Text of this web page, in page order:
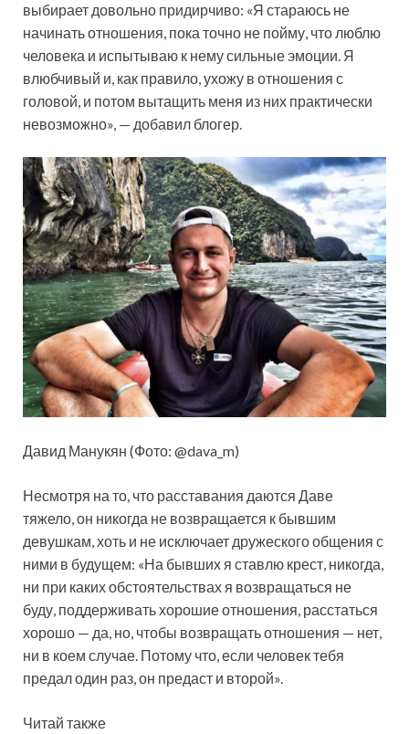
выбирает довольно придирчиво: «Я стараюсь не
начинать отношения, пока точно не пойму, что люблю
человека и испытываю к нему сильные эмоции. Я
влюбчивый и, как правило, ухожу в отношения с
головой, и потом вытащить меня из них практически
невозможно», — добавил блогер.
Давид Манукян (Фото: @dava_m)
Несмотря на то, что расставания даются Даве
тяжело, он никогда не возвращается к бывшим
девушкам, хоть и не исключает дружеского общения с
ними в будущем: «На бывших я ставлю крест, никогда,
ни при каких обстоятельствах я возвращаться не
буду, поддерживать хорошие отношения, расстаться
хорошо — да, но, чтобы возвращать отношения — нет,
ни в коем случае. Потому что, если человек тебя
предал один раз, он предаст и второй».
Читай также